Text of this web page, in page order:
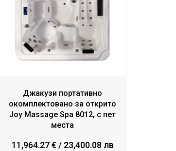
Джакузи портативно
окомплектовано за открито
Joy Massage Spa 8012, с пет
места
11,964.27 € / 23,400.08 лв